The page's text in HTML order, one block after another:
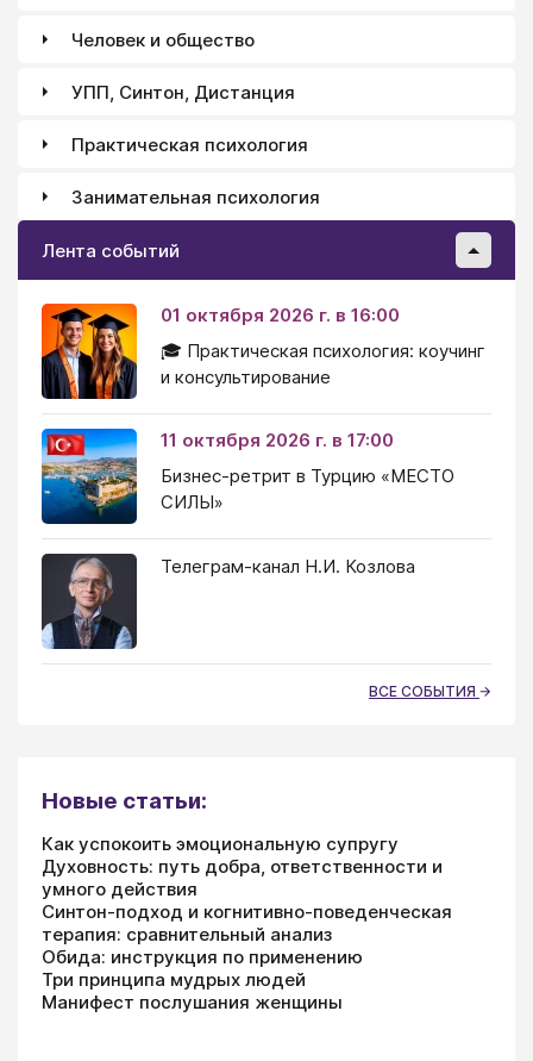
Человек и общество
УПП, Синтон, Дистанция
Практическая психология
Занимательная психология
Лента событий
01 октября 2026 г. в 16:00
🎓 Практическая психология: коучинг
и консультирование
11 октября 2026 г. в 17:00
Бизнес-ретрит в Турцию «МЕСТО
СИЛЫ»
Телеграм-канал Н.И. Козлова
ВСЕ СОБЫТИЯ
Новые статьи:
Как успокоить эмоциональную супругу
Духовность: путь добра, ответственности и
умного действия
Синтон-подход и когнитивно-поведенческая
терапия: сравнительный анализ
Обида: инструкция по применению
Три принципа мудрых людей
Манифест послушания женщины